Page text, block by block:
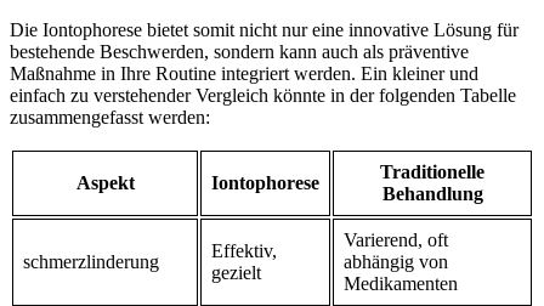
Die ⁣Iontophorese‌ bietet somit nicht nur ‌eine innovative Lösung für
bestehende ⁤Beschwerden, sondern kann‍ auch​ als präventive
⁣Maßnahme ⁣in ​Ihre Routine integriert ⁣werden. Ein kleiner ⁣und
einfach zu verstehender Vergleich ​könnte ⁣in​ der folgenden‍ Tabelle‍
zusammengefasst werden:
Aspekt Iontophorese
Traditionelle
Behandlung
schmerzlinderung
Effektiv,
gezielt
Varierend, oft
abhängig von
Medikamenten